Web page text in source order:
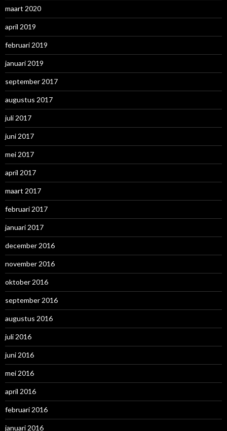
maart 2020
april 2019
februari 2019
januari 2019
september 2017
augustus 2017
juli 2017
juni 2017
mei 2017
april 2017
maart 2017
februari 2017
januari 2017
december 2016
november 2016
oktober 2016
september 2016
augustus 2016
juli 2016
juni 2016
mei 2016
april 2016
februari 2016
januari 2016